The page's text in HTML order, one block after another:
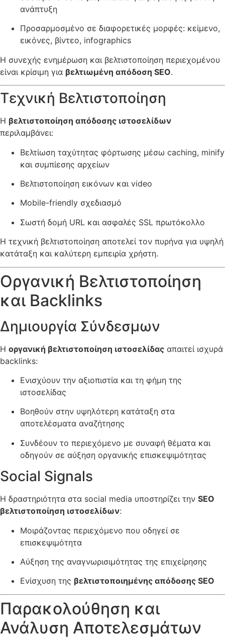
ανάπτυξη
Προσαρμοσμένο σε διαφορετικές μορφές: κείμενο,
εικόνες, βίντεο, infographics
Η συνεχής ενημέρωση και βελτιστοποίηση περιεχομένου
είναι κρίσιμη για βελτιωμένη απόδοση SEO.
Τεχνική Βελτιστοποίηση
Η βελτιστοποίηση απόδοσης ιστοσελίδων
περιλαμβάνει:
Βελτίωση ταχύτητας φόρτωσης μέσω caching, minify
και συμπίεσης αρχείων
Βελτιστοποίηση εικόνων και video
Mobile-friendly σχεδιασμό
Σωστή δομή URL και ασφαλές SSL πρωτόκολλο
Η τεχνική βελτιστοποίηση αποτελεί τον πυρήνα για υψηλή
κατάταξη και καλύτερη εμπειρία χρήστη.
Οργανική Βελτιστοποίηση
και Backlinks
Δημιουργία Σύνδεσμων
Η οργανική βελτιστοποίηση ιστοσελίδας απαιτεί ισχυρά
backlinks:
Ενισχύουν την αξιοπιστία και τη φήμη της
ιστοσελίδας
Βοηθούν στην υψηλότερη κατάταξη στα
αποτελέσματα αναζήτησης
Συνδέουν το περιεχόμενο με συναφή θέματα και
οδηγούν σε αύξηση οργανικής επισκεψιμότητας
Social Signals
Η δραστηριότητα στα social media υποστηρίζει την SEO
βελτιστοποίηση ιστοσελίδων:
Μοιράζοντας περιεχόμενο που οδηγεί σε
επισκεψιμότητα
Αύξηση της αναγνωρισιμότητας της επιχείρησης
Ενίσχυση της βελτιστοποιημένης απόδοσης SEO
Παρακολούθηση και
Ανάλυση Αποτελεσμάτων